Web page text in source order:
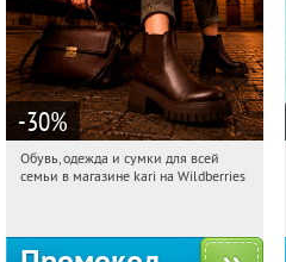
-30%
05:09:43 Получили:
Обувь, одежда и сумки для всей
семьи в магазине kari на Wildberries